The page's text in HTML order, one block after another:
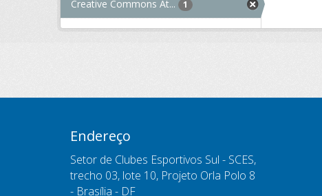
Creative Commons At... 1
Endereço
Setor de Clubes Esportivos Sul - SCES,
trecho 03, lote 10, Projeto Orla Polo 8
- Brasília - DF